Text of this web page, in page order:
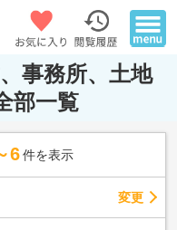
事務所、土地
部一覧
6 件を表示
変更